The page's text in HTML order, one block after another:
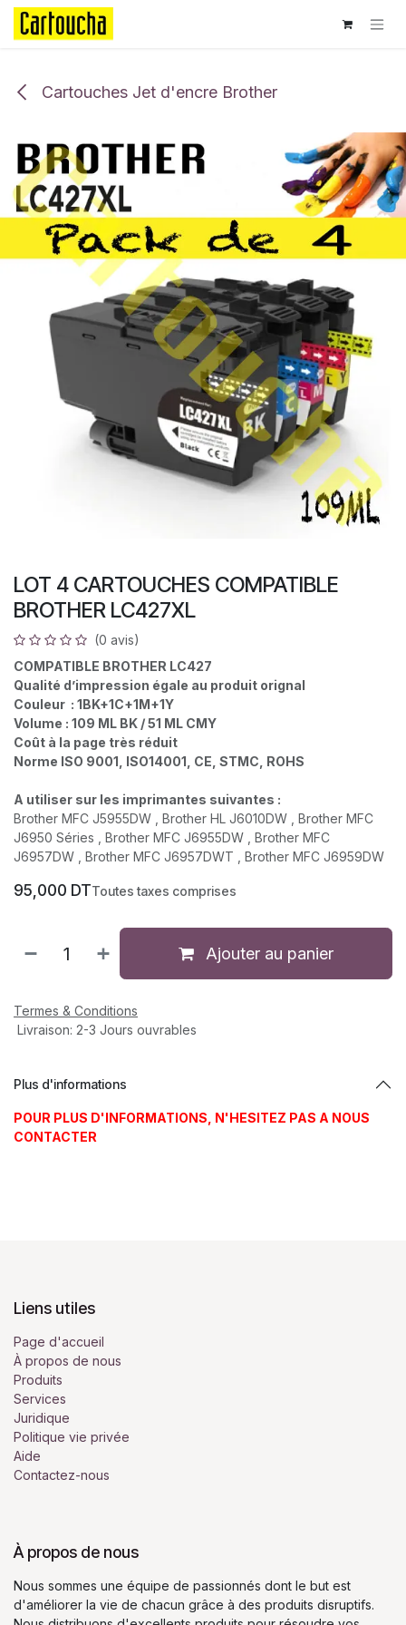
Se rendre au contenu
Cartouches Jet d'encre Brother
LOT 4 CARTOUCHES COMPATIBLE
BROTHER LC427XL
(0 avis)
COMPATIBLE BROTHER LC427
Qualité d’impression égale au produit orignal
Couleur : 1BK+1C+1M+1Y
Volume : 109 ML BK / 51 ML CMY
Coût à la page très réduit
Norme ISO 9001, ISO14001, CE, STMC, ROHS
A utiliser sur les imprimantes suivantes :
Brother MFC J5955DW , Brother HL J6010DW , Brother MFC
J6950 Séries , Brother MFC J6955DW , Brother MFC
J6957DW , Brother MFC J6957DWT , Brother MFC J6959DW
95,000 DTToutes taxes comprises
Ajouter au panier
Termes & Conditions
Livraison: 2-3 Jours ouvrables
Plus d'informations
POUR PLUS D'INFORMATIONS, N'HESITEZ PAS A NOUS
CONTACTER
Liens utiles
Page d'accueil
À propos de nous
Produits
Services
Juridique
Politique vie privée
Aide
Contactez-nous
À propos de nous
Nous sommes une équipe de passionnés dont le but est
d'améliorer la vie de chacun grâce à des produits disruptifs.